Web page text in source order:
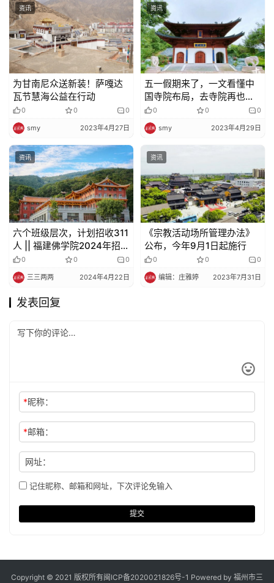
资讯
为甘南尼众送新装！萨嘎达
瓦节慧海公益在行动
0 0 0
smy 2023年4月27日
资讯
五一假期来了，一文看懂中
国寺院布局，去寺院再也不
用犯迷糊！
0 0 0
smy 2023年4月29日
资讯
六个班级层次，计划招收311
人 || 福建佛学院2024年招生
简章
0 0 0
三三两两 2024年4月22日
资讯
《宗教活动场所管理办法》
公布，今年9月1日起施行
0 0 0
编辑：庄雅婷 2023年7月31日
发表回复
*昵称：
*邮箱：
网址：
记住昵称、邮箱和网址，下次评论免输入
提交
Copyright © 2021 版权所有闽ICP备2020021826号-1 Powered by 福州市三